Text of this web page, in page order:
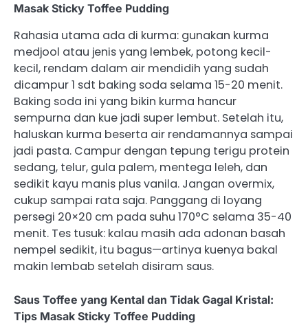
Masak Sticky Toffee Pudding
Rahasia utama ada di kurma: gunakan kurma
medjool atau jenis yang lembek, potong kecil-
kecil, rendam dalam air mendidih yang sudah
dicampur 1 sdt baking soda selama 15-20 menit.
Baking soda ini yang bikin kurma hancur
sempurna dan kue jadi super lembut. Setelah itu,
haluskan kurma beserta air rendamannya sampai
jadi pasta. Campur dengan tepung terigu protein
sedang, telur, gula palem, mentega leleh, dan
sedikit kayu manis plus vanila. Jangan overmix,
cukup sampai rata saja. Panggang di loyang
persegi 20×20 cm pada suhu 170°C selama 35-40
menit. Tes tusuk: kalau masih ada adonan basah
nempel sedikit, itu bagus—artinya kuenya bakal
makin lembab setelah disiram saus.
Saus Toffee yang Kental dan Tidak Gagal Kristal:
Tips Masak Sticky Toffee Pudding